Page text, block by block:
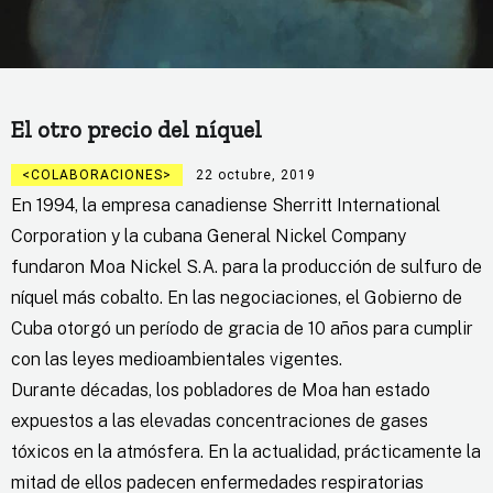
El otro precio del níquel
COLABORACIONES 22 octubre, 2019
En 1994, la empresa canadiense Sherritt International
Corporation y la cubana General Nickel Company
fundaron Moa Nickel S.A. para la producción de sulfuro de
níquel más cobalto. En las negociaciones, el Gobierno de
Cuba otorgó un período de gracia de 10 años para cumplir
con las leyes medioambientales vigentes.
Durante décadas, los pobladores de Moa han estado
expuestos a las elevadas concentraciones de gases
tóxicos en la atmósfera. En la actualidad, prácticamente la
mitad de ellos padecen enfermedades respiratorias